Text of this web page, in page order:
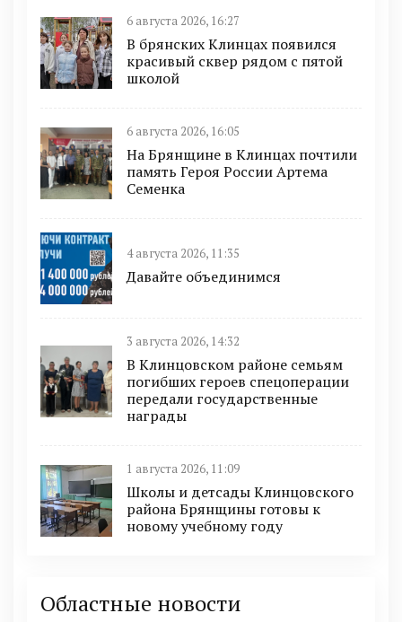
6 августа 2026, 16:27
В брянских Клинцах появился
красивый сквер рядом с пятой
школой
6 августа 2026, 16:05
На Брянщине в Клинцах почтили
память Героя России Артема
Семенка
4 августа 2026, 11:35
Давайте объединимся
3 августа 2026, 14:32
В Клинцовском районе семьям
погибших героев спецоперации
передали государственные
награды
1 августа 2026, 11:09
Школы и детсады Клинцовского
района Брянщины готовы к
новому учебному году
Областные новости